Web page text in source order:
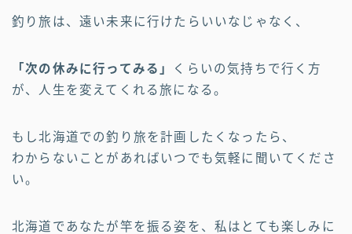
釣り旅は、遠い未来に行けたらいいなじゃなく、
「次の休みに行ってみる」
くらいの気持ちで行く方
が、人生を変えてくれる旅になる。
もし北海道での釣り旅を計画したくなったら、
わからないことがあればいつでも気軽に聞いてくださ
い。
北海道であなたが竿を振る姿を、私はとても楽しみに